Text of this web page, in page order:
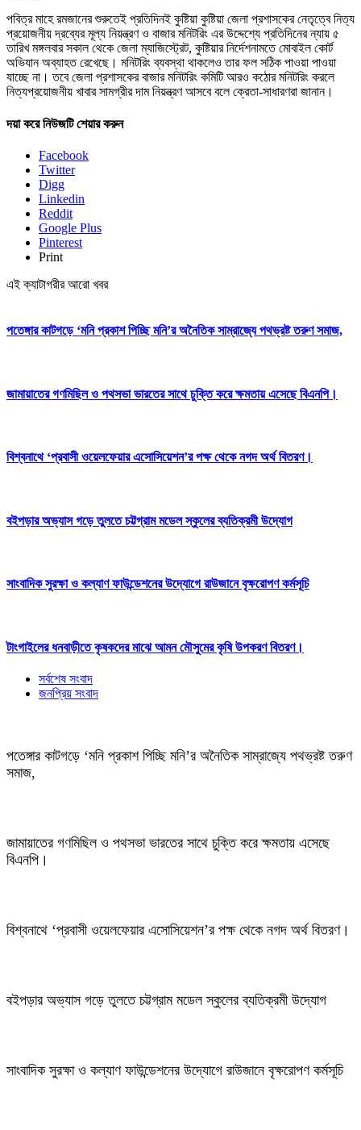
পবিত্র মাহে রমজানের শুরুতেই প্রতিদিনই কুষ্টিয়া কুষ্টিয়া জেলা প্রশাসকের নেতৃত্বে নিত্য
প্রয়োজনীয় দ্রব্যের মূল্য নিয়ন্ত্রণ ও বাজার মনিটরিং এর উদ্দেশ্যে প্রতিদিনের ন্যায় ৫
তারিখ মঙ্গলবার সকাল থেকে জেলা ম্যাজিস্ট্রেট, কুষ্টিয়ার নির্দেশনামতে মোবাইল কোর্ট
অভিযান অব্যাহত রেখেছে। মনিটরিং ব্যবস্থা থাকলেও তার ফল সঠিক পাওয়া পাওয়া
যাচ্ছে না। তবে জেলা প্রশাসকের বাজার মনিটরিং কমিটি আরও কঠোর মনিটরিং করলে
নিত্যপ্রয়োজনীয় খাবার সামগ্রীর দাম নিয়ন্ত্রণ আসবে বলে ক্রেতা-সাধারণরা জানান।
দয়া করে নিউজটি শেয়ার করুন
Facebook
Twitter
Digg
Linkedin
Reddit
Google Plus
Pinterest
Print
এই ক্যাটাগরীর আরো খবর
পতেঙ্গার কাটগড়ে ‘মনি প্রকাশ পিচ্ছি মনি’র অনৈতিক সাম্রাজ্যে পথভ্রষ্ট তরুণ সমাজ,
জামায়াতের গণমিছিল ও পথসভা ভারতের সাথে চুক্তি করে ক্ষমতায় এসেছে বিএনপি।
বিশ্বনাথে ‘প্রবাসী ওয়েলফেয়ার এসোসিয়েশন’র পক্ষ থেকে নগদ অর্থ বিতরণ।
বইপড়ার অভ্যাস গড়ে তুলতে চট্টগ্রাম মডেল স্কুলের ব্যতিক্রমী উদ্যোগ
সাংবাদিক সুরক্ষা ও কল্যাণ ফাউন্ডেশনের উদ্যোগে রাউজানে বৃক্ষরোপণ কর্মসূচি
টাংগাইলের ধনবাড়ীতে কৃষকদের মাঝে আমন মৌসুমের কৃষি উপকরণ বিতরণ।
সর্বশেষ সংবাদ
জনপ্রিয় সংবাদ
পতেঙ্গার কাটগড়ে ‘মনি প্রকাশ পিচ্ছি মনি’র অনৈতিক সাম্রাজ্যে পথভ্রষ্ট তরুণ
সমাজ,
জামায়াতের গণমিছিল ও পথসভা ভারতের সাথে চুক্তি করে ক্ষমতায় এসেছে
বিএনপি।
বিশ্বনাথে ‘প্রবাসী ওয়েলফেয়ার এসোসিয়েশন’র পক্ষ থেকে নগদ অর্থ বিতরণ।
বইপড়ার অভ্যাস গড়ে তুলতে চট্টগ্রাম মডেল স্কুলের ব্যতিক্রমী উদ্যোগ
সাংবাদিক সুরক্ষা ও কল্যাণ ফাউন্ডেশনের উদ্যোগে রাউজানে বৃক্ষরোপণ কর্মসূচি